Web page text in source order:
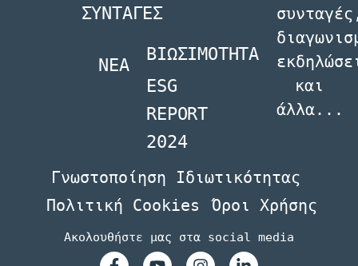
ΣΥΝΤΑΓΕΣ
NEA
ΒΙΩΣΙΜΟΤΗΤΑ
ESG
REPORT
2024
και
άλλα...
Γνωστοποίηση Ιδιωτικότητας
Πολιτική Cookies
Όροι Χρήσης
Ακολουθήστε μας στα social media